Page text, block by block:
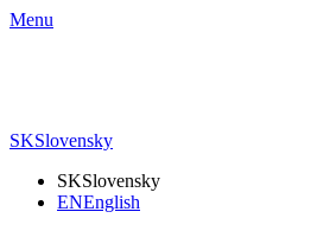
Menu
SKSlovensky
SKSlovensky
ENEnglish